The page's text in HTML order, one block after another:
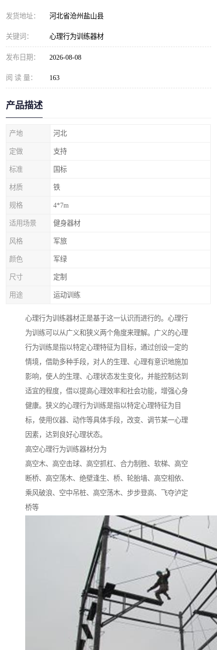
发货地址： 河北省沧州盐山县
关键词： 心理行为训练器材
发布日期： 2026-08-08
阅 读 量： 163
产品描述
产地 河北
定做 支持
标准 国标
材质 铁
规格 4*7m
适用场景 健身器材
风格 军旅
颜色 军绿
尺寸 定制
用途 运动训练
心理行为训练器材正是基于这一认识而进行的。心理行
为训练可以从广义和狭义两个角度来理解。广义的心理
行为训练是指以特定心理特征为目标，通过创设一定的
情境，借助多种手段，对人的生理、心理有意识地施加
影响，使人的生理、心理状态发生变化，并能控制达到
适宜的程度，借以提高心理效率和社会功能，增强心身
健康。狭义的心理行为训练是指以特定心理特征为目
标，使用仪器、动作等具体手段，改变、调节某一心理
因素，达到良好心理状态。
高空心理行为训练器材分为
高空木、高空击球、高空抓杠、合力制胜、软梯、高空
断桥、高空荡木、绝壁逢生、桥、轮胎墙、高空相依、
乘风破浪、空中吊桩、高空荡木、步步登高、飞夺泸定
桥等